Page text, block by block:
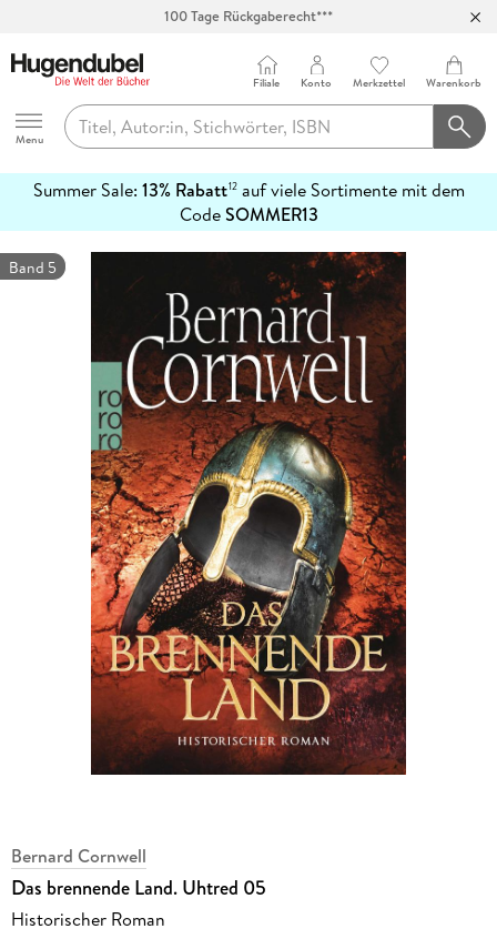
100 Tage Rückgaberecht***
Hugendubel
Menu
Filiale Konto Merkzettel Warenkorb
Summer Sale: 13% Rabatt12auf viele Sortimente mit dem
CodeSOMMER13
erfahren
Band 5
Bernard Cornwell
Das brennende Land. Uhtred 05
Historischer Roman